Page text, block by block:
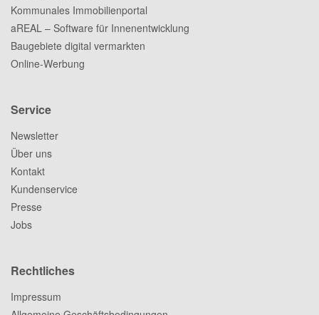
Kommunales Immobilienportal
aREAL – Software für Innenentwicklung
Baugebiete digital vermarkten
Online-Werbung
Service
Newsletter
Über uns
Kontakt
Kundenservice
Presse
Jobs
Rechtliches
Impressum